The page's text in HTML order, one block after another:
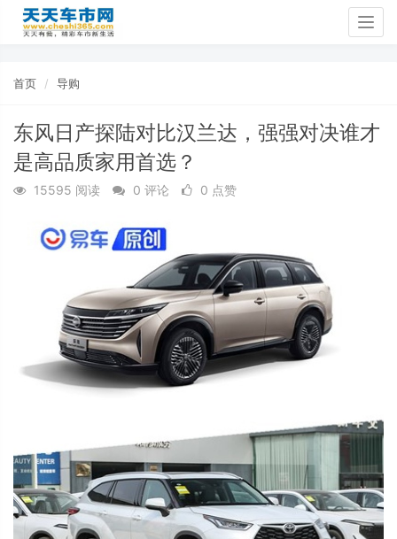
首页 导购
东风日产探陆对比汉兰达，强强对决谁才
是高品质家用首选？
15595 阅读 0 评论 0 点赞